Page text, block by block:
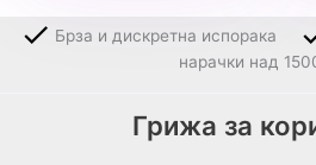
Брза и дискретна испорака
нарачки над
Грижа за